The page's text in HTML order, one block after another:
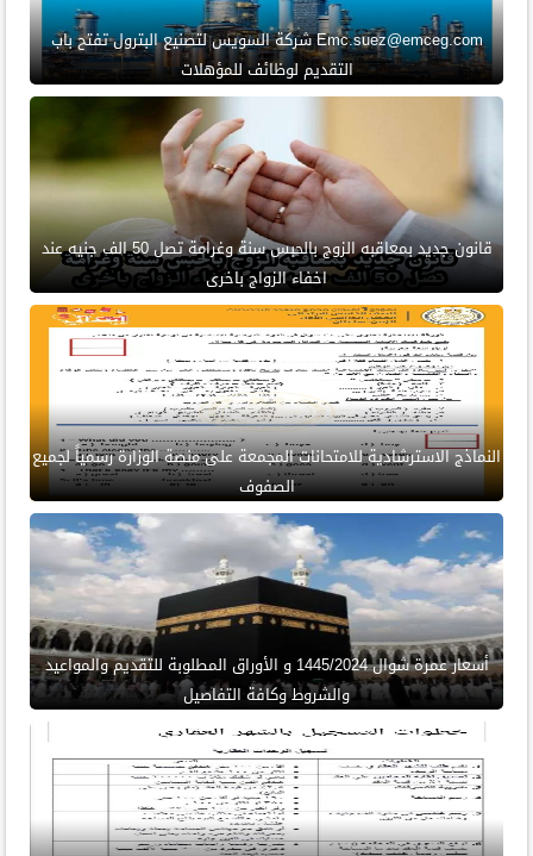
Emc.suez@emceg.com شركة السويس لتصنيع البترول تفتح باب
التقديم لوظائف للمؤهلات
قانون جديد بمعاقبه الزوج بالحبس سنة وغرامة تصل 50 الف جنيه عند
اخفاء الزواج باخرى
النماذج الاسترشادية للامتحانات المجمعة على منصة الوزارة رسمياً لجميع
الصفوف
أسعار عمرة شوال 1445/2024 و الأوراق المطلوبة للتقديم والمواعيد
والشروط وكافة التفاصيل